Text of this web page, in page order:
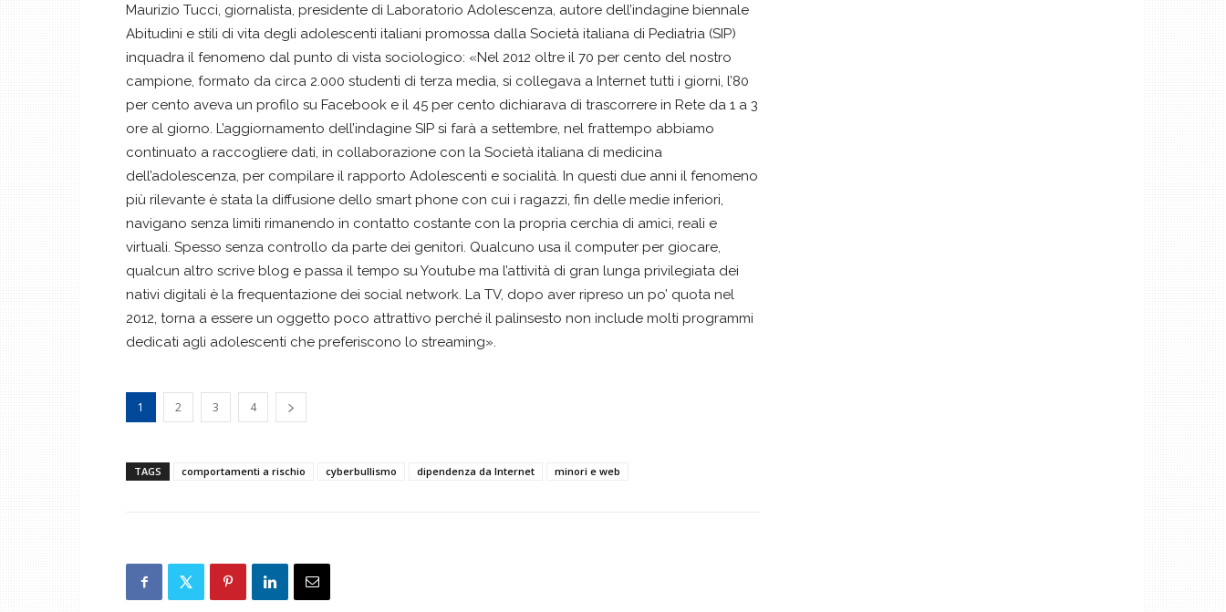
Maurizio Tucci, giornalista, presidente di Laboratorio Adolescenza, autore dell’indagine biennale
Abitudini e stili di vita degli adolescenti italiani promossa dalla Società italiana di Pediatria (SIP)
inquadra il fenomeno dal punto di vista sociologico: «Nel 2012 oltre il 70 per cento del nostro
campione, formato da circa 2.000 studenti di terza media, si collegava a Internet tutti i giorni, l’80
per cento aveva un profilo su Facebook e il 45 per cento dichiarava di trascorrere in Rete da 1 a 3
ore al giorno. L’aggiornamento dell’indagine SIP si farà a settembre, nel frattempo abbiamo
continuato a raccogliere dati, in collaborazione con la Società italiana di medicina
dell’adolescenza, per compilare il rapporto Adolescenti e socialità. In questi due anni il fenomeno
più rilevante è stata la diffusione dello smart phone con cui i ragazzi, fin delle medie inferiori,
navigano senza limiti rimanendo in contatto costante con la propria cerchia di amici, reali e
virtuali. Spesso senza controllo da parte dei genitori. Qualcuno usa il computer per giocare,
qualcun altro scrive blog e passa il tempo su Youtube ma l’attività di gran lunga privilegiata dei
nativi digitali è la frequentazione dei social network. La TV, dopo aver ripreso un po’ quota nel
2012, torna a essere un oggetto poco attrattivo perché il palinsesto non include molti programmi
dedicati agli adolescenti che preferiscono lo streaming».
1 2 3 4
TAGS comportamenti a rischio cyberbullismo dipendenza da Internet minori e web